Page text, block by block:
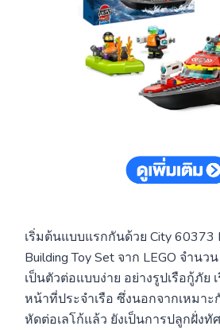
เริ่มต้นแบบแรกกันด้วย City 60373
Building Toy Set จาก LEGO จำน
เป็นตัวต่อแบบง่าย อย่างรูปเรือกู้ภัย
หน้าที่ประจำเรือ ซึ่งนอกจากเหมาะ
หัดต่อเลโก้แล้ว ยังเป็นการปลูกฝั่ง